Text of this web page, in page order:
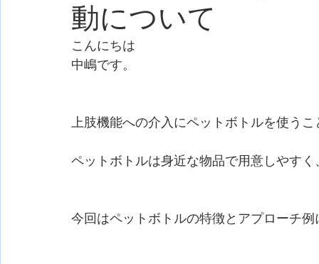
フィジカルアセスメント 仕事について
動について
こんにちは
中嶋です。
上肢機能への介入にペットボトルを使う
ペットボトルは身近な物品で用意しやす
今回はペットボトルの特徴とアプローチ